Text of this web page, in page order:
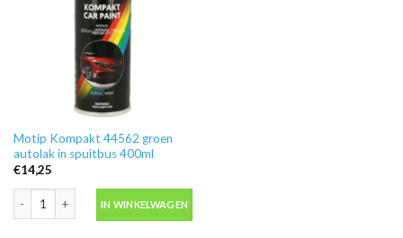
Motip Kompakt 44562 groen
autolak in spuitbus 400ml
€14,25
Motip Kompakt 44562 groen autolak in spuitbus 400ml aantal
IN WINKELWAGEN